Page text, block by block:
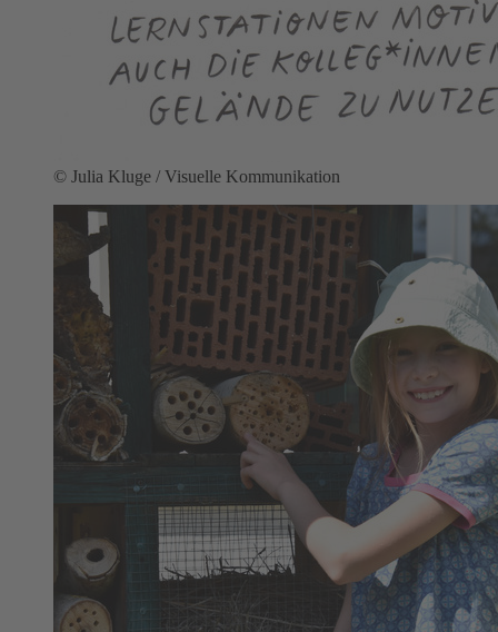
© Julia Kluge / Visuelle Kommunikation